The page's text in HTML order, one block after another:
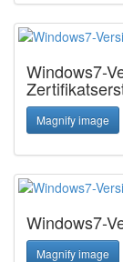
Windows7-
Magnify image
Windows7-
Magnify image